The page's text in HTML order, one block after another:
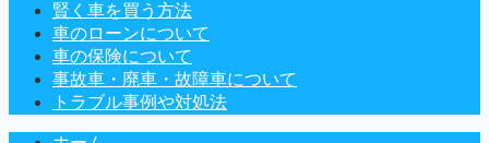
賢く車を買う方法
車のローンについて
車の保険について
事故車・廃車・故障車について
トラブル事例や対処法